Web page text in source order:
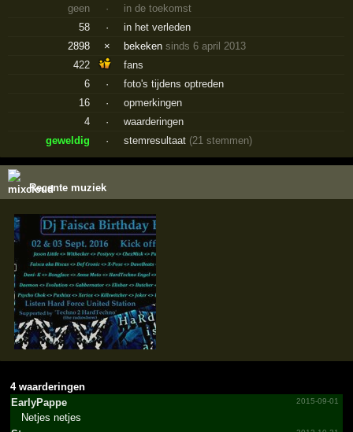
geen
·
in de toekomst
58
·
in het verleden
2898
× bekekensinds 6 april 2013
422
fans
6
·
foto's tijdens optreden
16
·
opmerkingen
4
·
waarderingen
geweldig
· stemresultaat (21 stemmen)
Recente muziek
4 waarderingen
EarlyPappe
2015-09-01
Netjes netjes